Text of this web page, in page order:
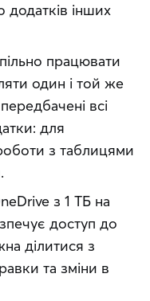
додатків інших
працювати
один і той же
всі
для
з таблицями
з 1 ТБ на
доступ до
ділитися з
та зміни в